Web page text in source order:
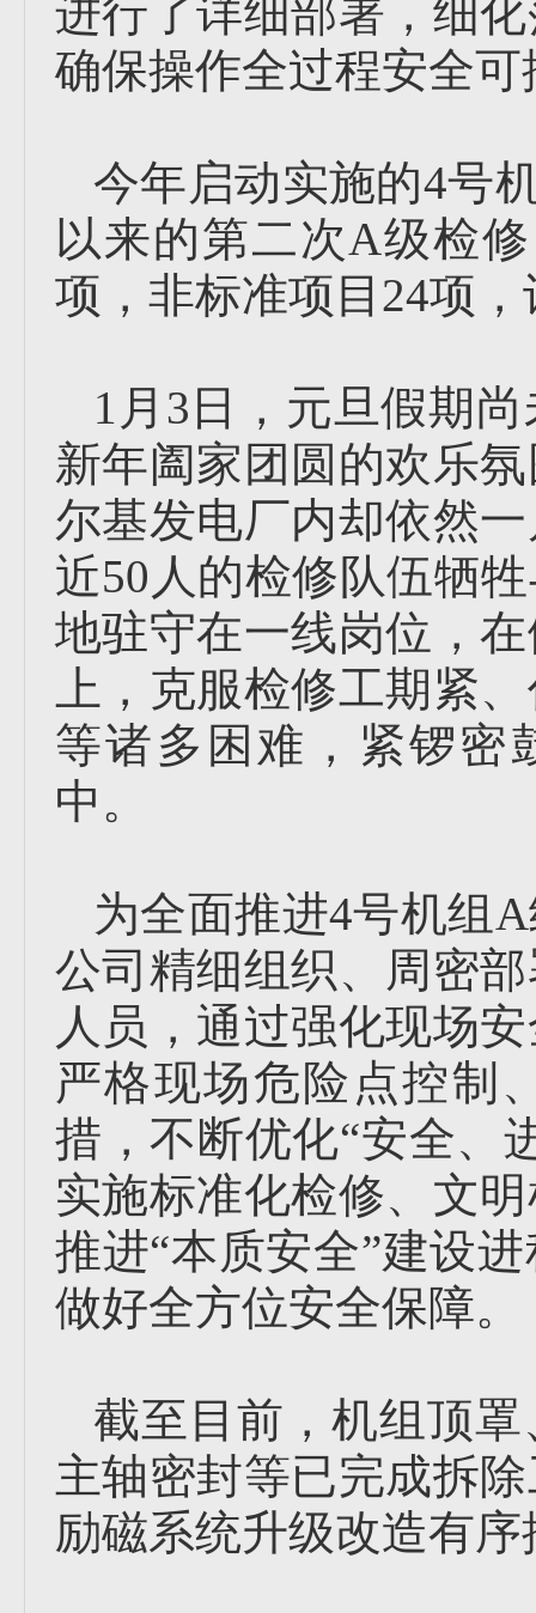
进行了详细部署，细
确保操作全过程安全
今年启动实施的4号
以来的第二次A级检
项，非标准项目24项
1月3日，元旦假期
新年阖家团圆的欢乐
尔基发电厂内却依然
近50人的检修队伍牺
地驻守在一线岗位，
上，克服检修工期紧
等诸多困难，紧锣密
中。
为全面推进4号机组
公司精细组织、周密
人员，通过强化现场
严格现场危险点控制
措，不断优化“安全、
实施标准化检修、文
推进“本质安全”建设
做好全方位安全保障。
截至目前，机组顶
主轴密封等已完成拆
励磁系统升级改造有序